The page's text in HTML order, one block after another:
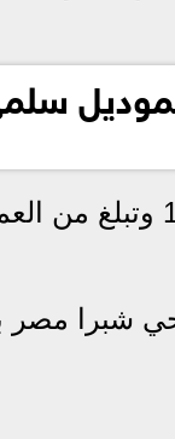
شبرا مصر